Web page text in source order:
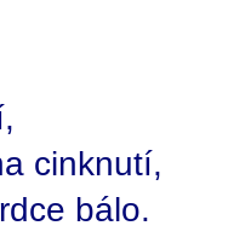
cinknutí,
bálo.